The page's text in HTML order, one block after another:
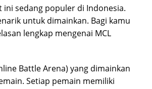
ini sedang populer di Indonesia.
untuk dimainkan. Bagi kamu
lengkap mengenai MCL
Battle Arena) yang dimainkan
Setiap pemain memiliki